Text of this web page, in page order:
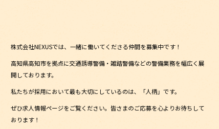
株式会社NEXUSでは、一緒に働いてくださる仲間を募集中です！
高知県高知市を拠点に交通誘導警備・雑踏警備などの警備業務を幅広く展
開しております。
私たちが採用において最も大切にしているのは、「人柄」です。
ぜひ求人情報ページをご覧ください。皆さまのご応募を心よりお待ちして
おります！